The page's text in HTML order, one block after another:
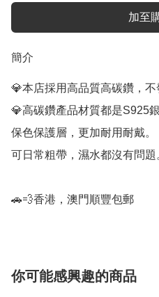
加至
簡介
💎本店採用高品質高碳鑽，不
💎高碳鑽產品材質都是S925
保色保護層，更加耐用耐戴。
可日常粗帶，濕水都沒有問題
🚗💨香港，澳門順豐包郵
你可能感興趣的商品